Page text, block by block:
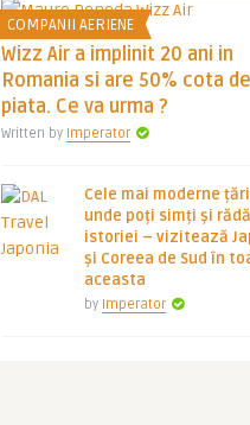
COMPANII AERIENE
Wizz Air a implinit 20 ani in
Romania si are 50% cota de
piata. Ce va urma ?
Written by Imperator
Cele mai moderne
unde poți simți și
istoriei – vizitează
și Coreea de Sud în
aceasta
by Imperator